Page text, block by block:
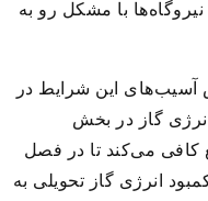
با مشکل رو به
آسیب‌های این شرایط در
گاز در بخش
کافی می‌کند تا در فصل
انرژی گاز تحویلی به